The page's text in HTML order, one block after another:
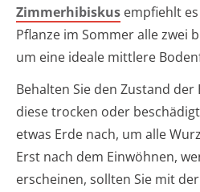
Zimmerhibiskus empfiehlt
Pflanze im Sommer alle zwei
um eine ideale mittlere
Behalten Sie den Zustand der
diese trocken oder
etwas Erde nach, um alle
Erst nach dem Einwöhnen,
erscheinen, sollten Sie mit der